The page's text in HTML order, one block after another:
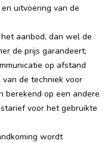
uitvoering van de
aanbod, dan wel de
de prijs garandeert;
op afstand
de techniek voor
berekend op een andere
voor het gebruikte
wordt